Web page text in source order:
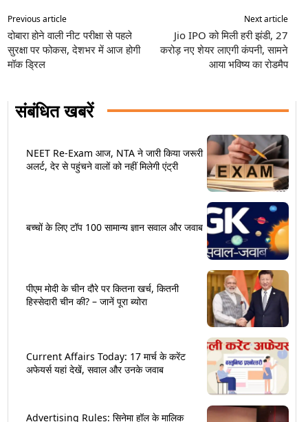
Previous article
दोबारा होने वाली नीट परीक्षा से पहले
सुरक्षा पर फोकस, देशभर में आज होगी
मॉक ड्रिल
Next article
Jio IPO को मिली हरी झंडी, 27
करोड़ नए शेयर लाएगी कंपनी, सामने
आया भविष्य का रोडमैप
संबंधित खबरें
NEET Re-Exam आज, NTA ने जारी किया जरूरी
अलर्ट, देर से पहुंचने वालों को नहीं मिलेगी एंट्री
बच्चों के लिए टॉप 100 सामान्य ज्ञान सवाल और जवाब
पीएम मोदी के चीन दौरे पर कितना खर्च, कितनी
हिस्सेदारी चीन की? – जानें पूरा ब्योरा
Current Affairs Today: 17 मार्च के करेंट
अफेयर्स यहां देखें, सवाल और उनके जवाब
Advertising Rules: सिनेमा हॉल के मालिक